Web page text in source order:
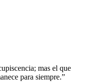
mas el que
para siempre.”